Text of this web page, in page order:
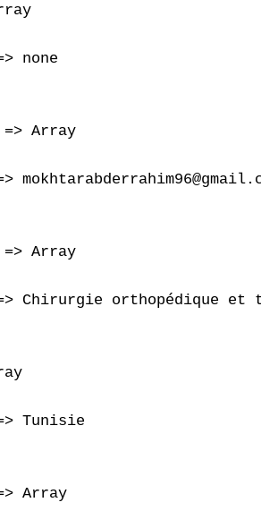
none
=> Array
=> Array
Chirurgie orthopédique et
Tunisie
Array